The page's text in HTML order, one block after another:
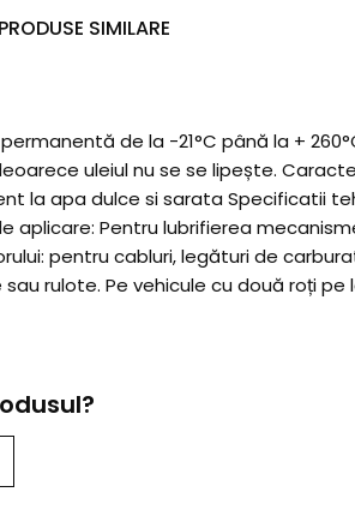
PRODUSE SIMILARE
de la -21°C până la +
uleiul nu se se lipește.
la apa dulce si sarata Specificatii
aplicare: Pentru lubrifierea
pentru cabluri, legături de
rulote. Pe vehicule cu două roți pe